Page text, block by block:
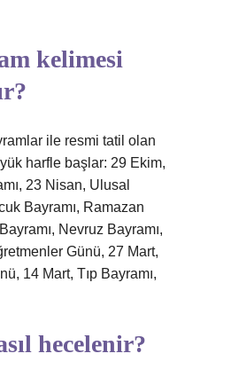
kelimesi
ile resmi tatil olan
harfle başlar: 29 Ekim,
23 Nisan, Ulusal
Bayramı, Ramazan
Nevruz Bayramı,
Günü, 27 Mart,
14 Mart, Tıp Bayramı,
hecelenir?